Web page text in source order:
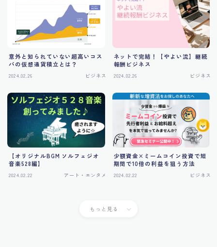
意外と知られていない超高いコス
パの仮想通貨積立とは？
2024.02.26 ビジネス
ネットで完結！【やよい流】継続
報酬ビジネス
2024.02.26 ビジネス
【オリジナルBGM ソルフェジオ
音楽528編】
2024.02.22 アート・エンタメ
少額資金×ミームコイン投資で短
期間で10倍の利益を狙う方法
2024.02.22 ビジネス
もっと見る